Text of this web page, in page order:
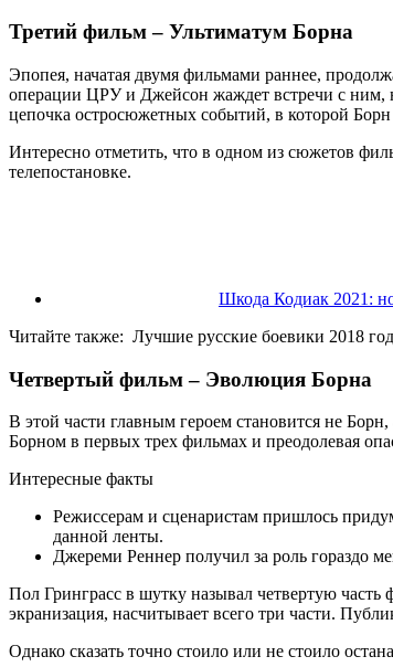
Третий фильм – Ультиматум Борна
Эпопея, начатая двумя фильмами раннее,
операции ЦРУ и Джейсон жаждет встречи с ним,
цепочка остросюжетных событий, в которой
Интересно отметить, что в одном из сюжетов
телепостановке.
Шкода Кодиак 2021:
Читайте также: Лучшие русские боевики 2018
Четвертый фильм – Эволюция Борна
В этой части главным героем становится не
Борном в первых трех фильмах и преодолевая
Интересные факты
Режиссерам и сценаристам пришлось
данной ленты.
Джереми Реннер получил за роль гораздо
Пол Гринграсс в шутку называл четвертую часть
экранизация, насчитывает всего три части.
Однако сказать точно стоило или не стоило